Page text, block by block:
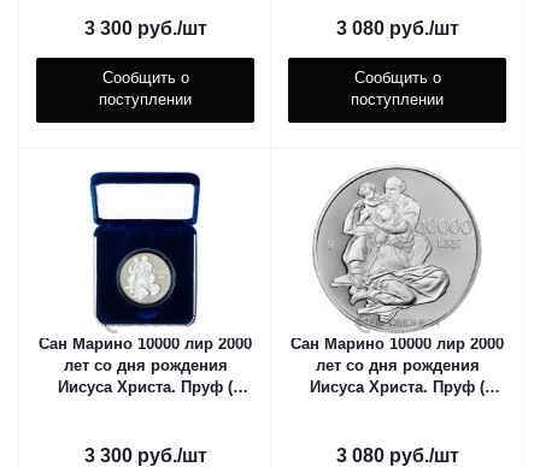
3 300руб./шт
Сообщить о
поступлении
3 080руб./шт
Сообщить о
поступлении
Сан Марино 10000 лир 2000
лет со дня рождения
Иисуса Христа. Пруф (
3 300руб./шт
Сан Марино 10000 лир 2000
лет со дня рождения
Иисуса Христа. Пруф (
3 080руб./шт